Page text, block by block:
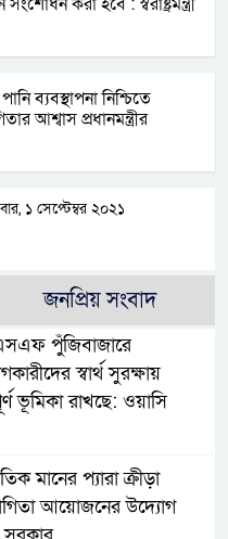
ব্যবস্থাপনা নিশ্চিতে
আশ্বাস প্রধানমন্ত্রীর
১ সেপ্টেম্বর ২০২১
জনপ্রিয় সংবাদ
পুঁজিবাজারে
স্বার্থ সুরক্ষায়
ভূমিকা রাখছে: ওয়াসি
মানের প্যারা ক্রীড়া
আয়োজনের উদ্যোগ